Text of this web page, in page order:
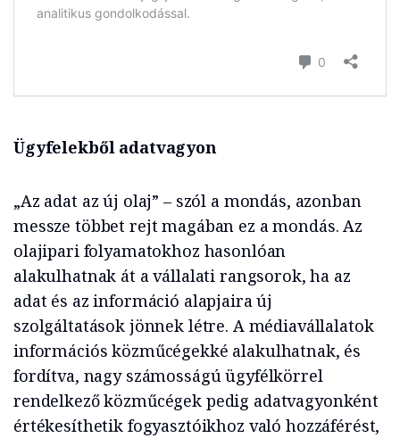
Ügyfelekből adatvagyon
„Az adat az új olaj” – szól a mondás, azonban
messze többet rejt magában ez a mondás. Az
olajipari folyamatokhoz hasonlóan
alakulhatnak át a vállalati rangsorok, ha az
adat és az információ alapjaira új
szolgáltatások jönnek létre. A médiavállalatok
információs közműcégekké alakulhatnak, és
fordítva, nagy számosságú ügyfélkörrel
rendelkező közműcégek pedig adatvagyonként
értékesíthetik fogyasztóikhoz való hozzáférést,